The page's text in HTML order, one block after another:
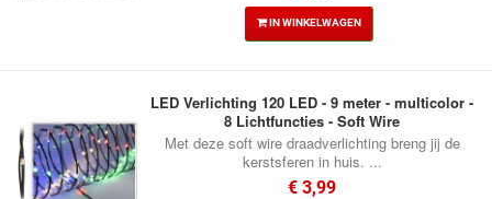
IN WINKELWAGEN
LED Verlichting 120 LED - 9 meter - multicolor -
8 Lichtfuncties - Soft Wire
Met deze soft wire draadverlichting breng jij de
kerstsferen in huis. ...
€ 3,99